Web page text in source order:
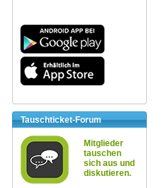
Tauschticket-Forum
Mitglieder
tauschen
sich aus und
diskutieren.